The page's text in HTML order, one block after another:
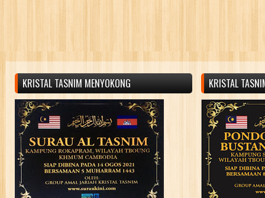
KRISTAL TASNIM MENYOKONG KRISTAL